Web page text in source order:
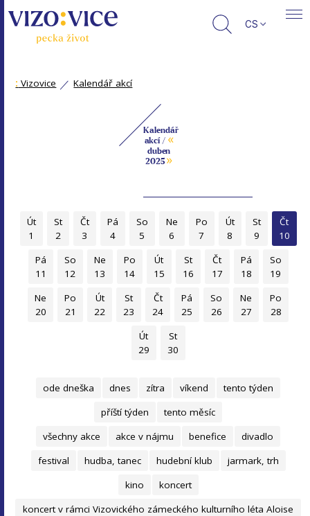
CS
: Vizovice Kalendář akcí
Kalendář
akcí / «
duben
2025»
Út
1
St
2
Čt
3
Pá
4
So
5
Ne
6
Po
7
Út
8
St
9
Čt
10
Pá
11
So
12
Ne
13
Po
14
Út
15
St
16
Čt
17
Pá
18
So
19
Ne
20
Po
21
Út
22
St
23
Čt
24
Pá
25
So
26
Ne
27
Po
28
Út
29
St
30
ode dneška dnes zítra víkend
tento týden
příští týden
tento měsíc
všechny akce
akce v nájmu benefice
divadlo
festival
hudba, tanec hudební klub
jarmark, trh
kino
koncert
koncert v rámci Vizovického zámeckého kulturního léta Aloise